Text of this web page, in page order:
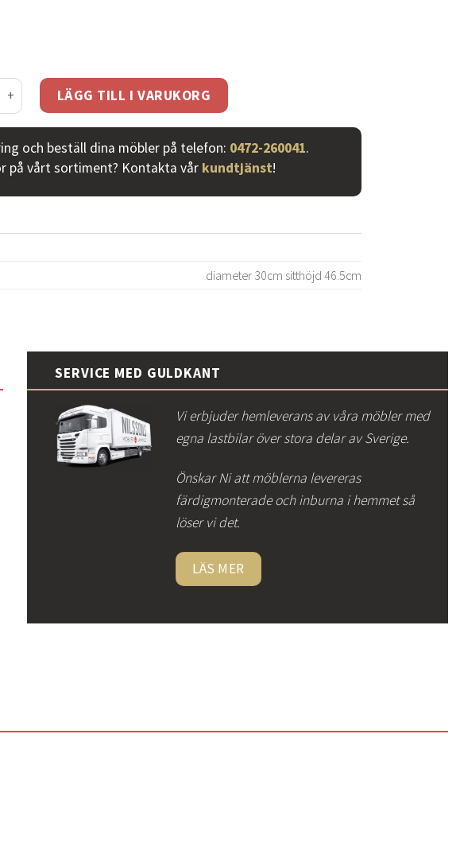
mängdLÄGG TILL I VARUKORG
och beställ dina möbler på telefon: 0472-260041.
på vårt sortiment? Kontakta vår kundtjänst!
diameter 30cm sitthöjd 46.5cm
SERVICE MED GULDKANT
Vi erbjuder hemleverans av våra möbler med
egna lastbilar över stora delar av Sverige.
Önskar Ni att möblerna levereras
färdigmonterade och inburna i hemmet så
löser vi det.
LÄS MER